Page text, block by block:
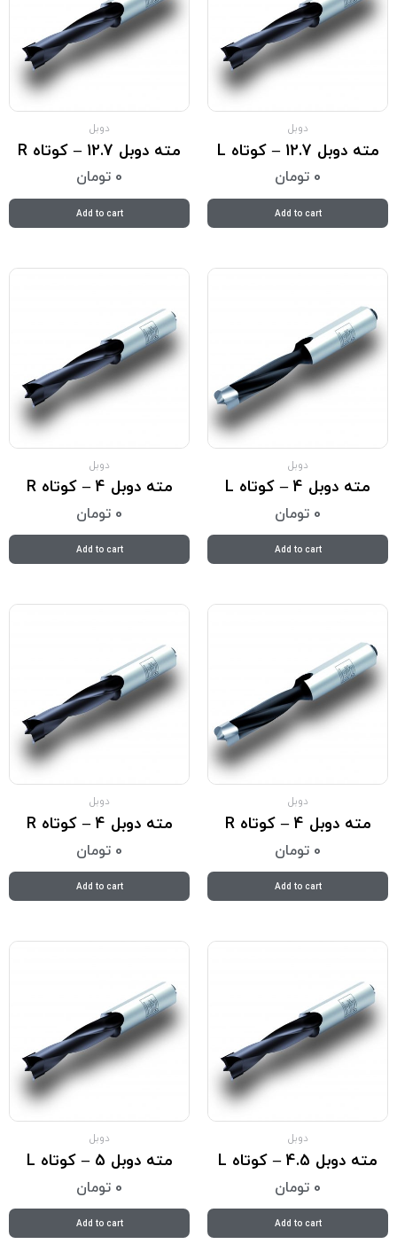
دوبل
مته دوبل 12.7 – کوتاه L
0 تومان
Add to cart
دوبل
مته دوبل 12.7 – کوتاه R
0 تومان
Add to cart
دوبل
مته دوبل 4 – کوتاه L
0 تومان
Add to cart
دوبل
مته دوبل 4 – کوتاه R
0 تومان
Add to cart
دوبل
مته دوبل 4 – کوتاه R
0 تومان
Add to cart
دوبل
مته دوبل 4 – کوتاه R
0 تومان
Add to cart
دوبل
مته دوبل 4.5 – کوتاه L
0 تومان
Add to cart
دوبل
مته دوبل 5 – کوتاه L
0 تومان
Add to cart